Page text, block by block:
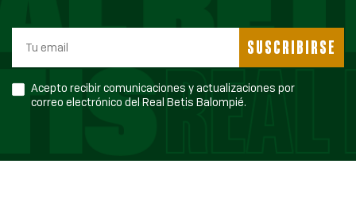
SUSCRIBIRSE
Acepto recibir comunicaciones y actualizaciones por
correo electrónico del Real Betis Balompié.